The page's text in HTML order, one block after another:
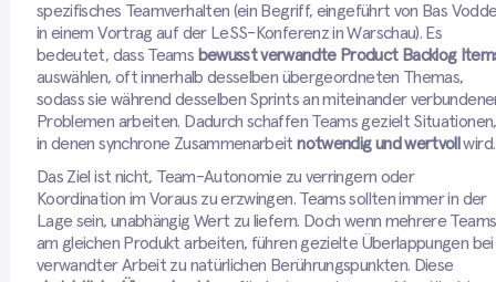
spezifisches Teamverhalten (ein Begriff, eingeführt von Bas
in einem Vortrag auf der LeSS-Konferenz in Warschau). Es
bedeutet, dass Teams bewusst verwandte Product Backlog
auswählen, oft innerhalb desselben übergeordneten Themas,
sodass sie während desselben Sprints an miteinander
Problemen arbeiten. Dadurch schaffen Teams gezielt Situationen,
in denen synchrone Zusammenarbeitnotwendig und wertvollwird.
Das Ziel ist nicht, Team-Autonomie zu verringern oder
Koordination im Voraus zu erzwingen. Teams sollten immer in der
Lage sein, unabhängig Wert zu liefern. Doch wenn mehrere Teams
am gleichen Produkt arbeiten, führen gezielte Überlappungen bei
verwandter Arbeit zu natürlichen Berührungspunkten. Diese